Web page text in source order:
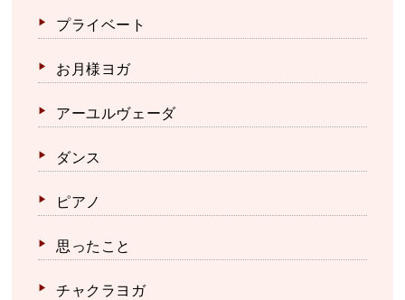
プライベート
お月様ヨガ
アーユルヴェーダ
ダンス
ピアノ
思ったこと
チャクラヨガ